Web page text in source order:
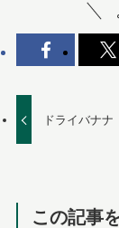
ドライバナナ
この記事